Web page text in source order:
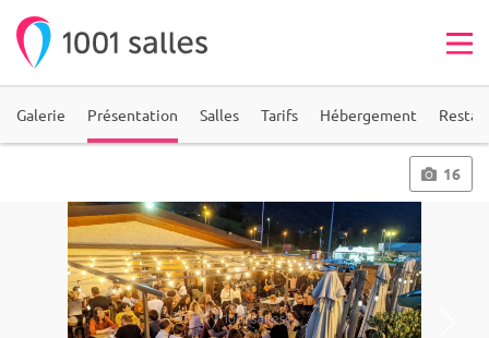
Galerie Présentation Salles Tarifs Hébergement
16